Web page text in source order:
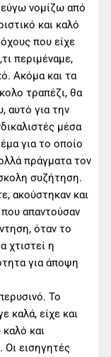
νομίζω από
και καλό
που είχε
περιμέναμε,
Ακόμα και τα
τραπέζι, θα
αυτό για την
μέσα
για το οποίο
πράγματα τον
συζήτηση.
ακούστηκαν και
απαντούσαν
όταν το
χτιστεί η
για άποψη
Το
καλά, είχε και
και
εισηγητές